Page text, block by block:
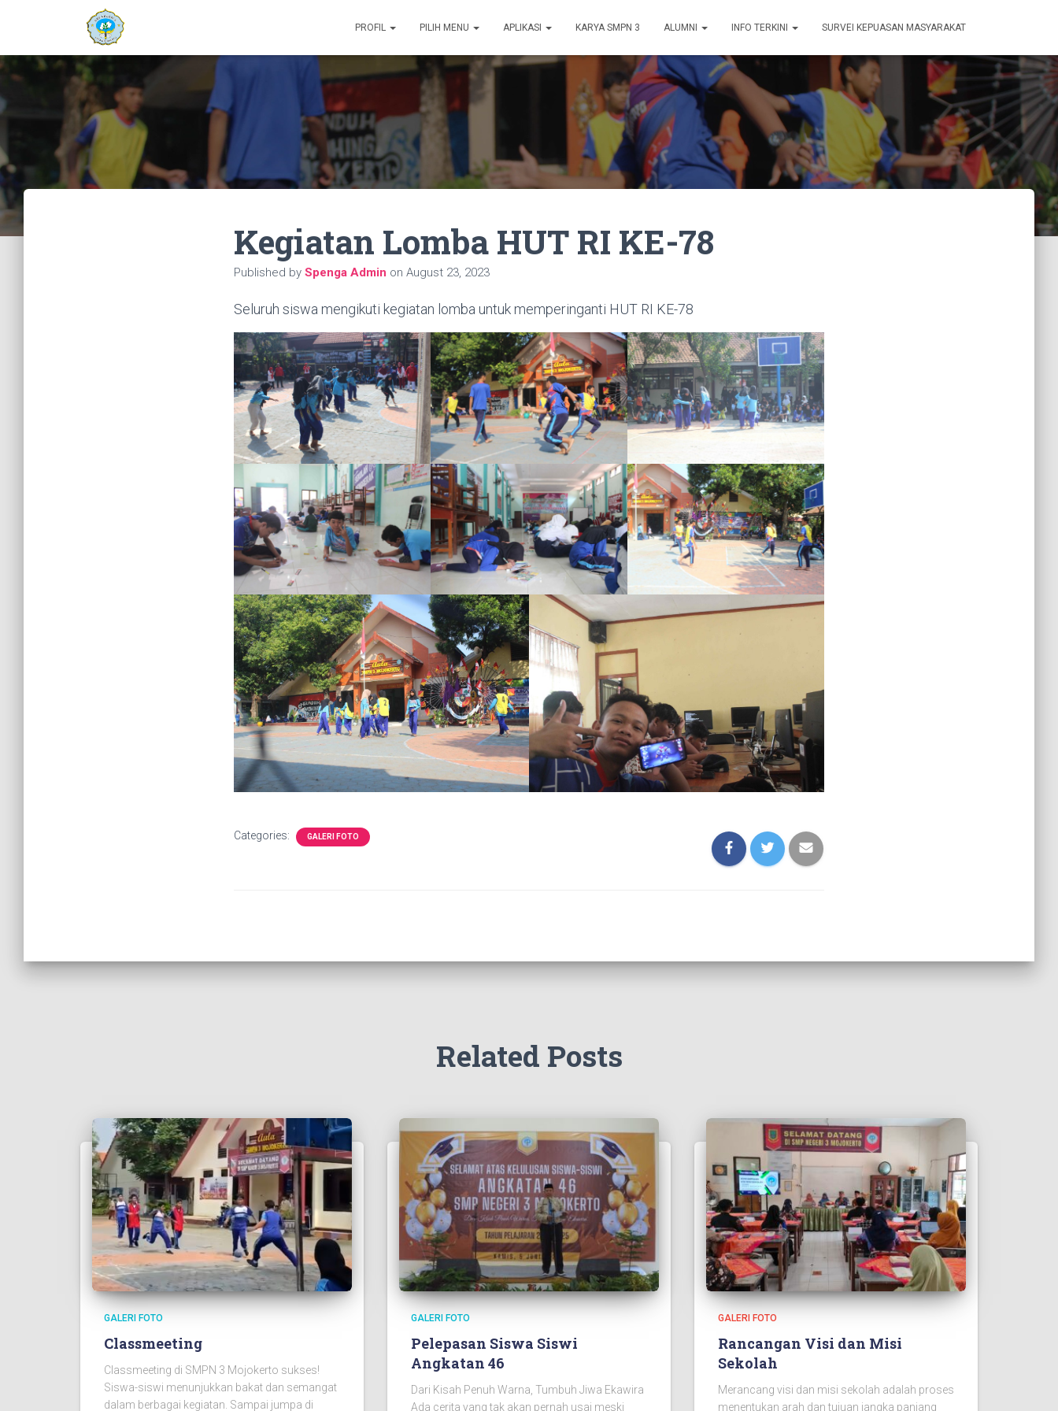
PROFIL PILIH MENU APLIKASI KARYA SMPN 3 ALUMNI INFO TERKINI SURVEI KEPUASAN MASYARAKAT
Kegiatan Lomba HUT RI KE-78
Published by Spenga Admin on August 23, 2023
Seluruh siswa mengikuti kegiatan lomba untuk memperinganti HUT RI KE-78
Categories: GALERI FOTO
Related Posts
GALERI FOTO
Classmeeting
Classmeeting di SMPN 3 Mojokerto sukses!
Siswa-siswi menunjukkan bakat dan semangat
dalam berbagai kegiatan. Sampai jumpa di
GALERI FOTO
Pelepasan Siswa Siswi
Angkatan 46
Dari Kisah Penuh Warna, Tumbuh Jiwa Ekawira
Ada cerita yang tak akan pernah usai meski
GALERI FOTO
Rancangan Visi dan Misi
Sekolah
Merancang visi dan misi sekolah adalah proses
menentukan arah dan tujuan jangka panjang